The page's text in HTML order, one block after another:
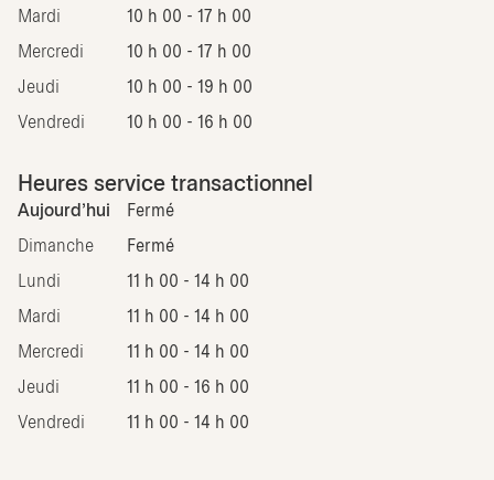
Mardi 10 h 00 - 17 h 00
Mercredi 10 h 00 - 17 h 00
Jeudi 10 h 00 - 19 h 00
Vendredi 10 h 00 - 16 h 00
Heures service transactionnel
Aujourd'hui Fermé
Dimanche Fermé
Lundi 11 h 00 - 14 h 00
Mardi 11 h 00 - 14 h 00
Mercredi 11 h 00 - 14 h 00
Jeudi 11 h 00 - 16 h 00
Vendredi 11 h 00 - 14 h 00